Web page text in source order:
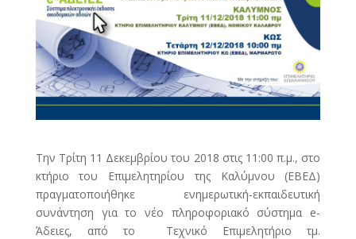
Την Τρίτη 11 Δεκεμβρίου του 2018 στις 11:00 π.μ., στο
κτήριο του Επιμελητηρίου της Καλύμνου (ΕΒΕΔ)
πραγματοποιήθηκε ενημερωτική-εκπαιδευτική
συνάντηση για το νέο πληροφοριακό σύστημα e-
Άδειες, από το Τεχνικό Επιμελητήριο τμ.